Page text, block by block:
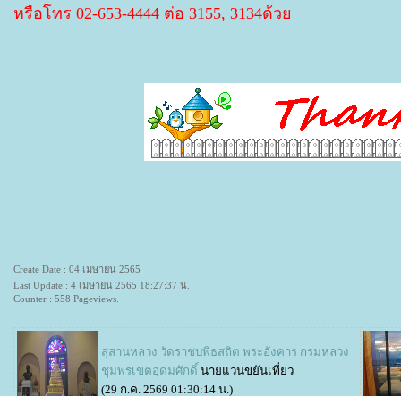
หรือโทร 02-653-4444 ต่อ 3155, 3134ด้ว
Create Date : 04 เมษายน 2565
Last Update : 4 เมษายน 2565 18:27:37 น.
Counter : 558 Pageviews.
สุสานหลวง วัดราชบพิธสถิต พระอังคาร กรมหลวง
ชุมพรเขตอุดมศักดิ์ นายแว่นขยันเที่ยว
(29 ก.ค. 2569 01:30:14 น.)